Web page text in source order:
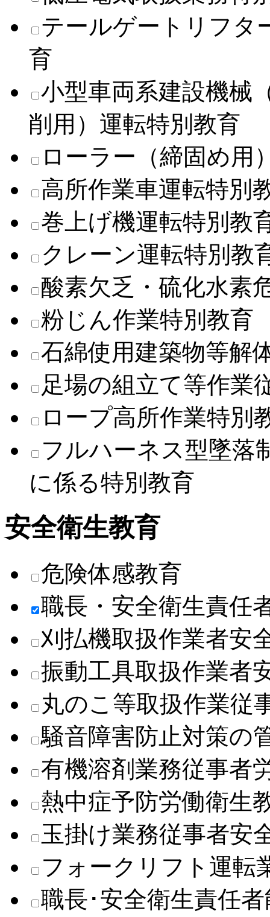
テールゲートリフタ
育
小型車両系建設機械
削用）運転特別教育
ローラー（締固め用
高所作業車運転特別
巻上げ機運転特別教
クレーン運転特別教
酸素欠乏・硫化水素
粉じん作業特別教育
石綿使用建築物等解
足場の組立て等作業
ロープ高所作業特別
フルハーネス型墜落
に係る特別教育
安全衛生教育
危険体感教育
職長・安全衛生責任
刈払機取扱作業者安
振動工具取扱作業者
丸のこ等取扱作業従
騒音障害防止対策の
有機溶剤業務従事者
熱中症予防労働衛生
玉掛け業務従事者安
フォークリフト運転
職長･安全衛生責任